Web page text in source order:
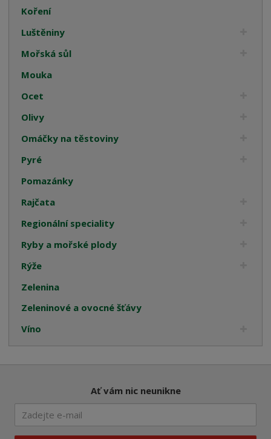
Koření
Luštěniny
Mořská sůl
Mouka
Ocet
Olivy
Omáčky na těstoviny
Pyré
Pomazánky
Rajčata
Regionální speciality
Ryby a mořské plody
Rýže
Zelenina
Zeleninové a ovocné šťávy
Víno
Ať vám nic neunikne